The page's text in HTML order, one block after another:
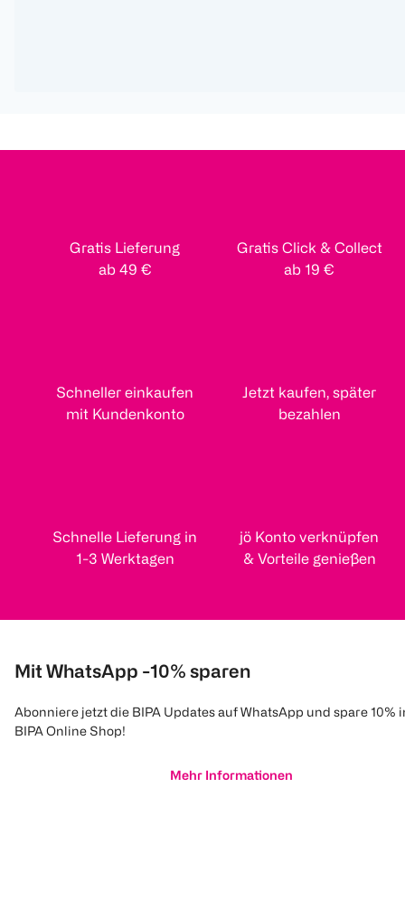
Gratis Lieferung
ab 49 €
Gratis Click & Collect
ab 19 €
Schneller einkaufen
mit Kundenkonto
Jetzt kaufen, später
bezahlen
Schnelle Lieferung in
1-3 Werktagen
jö Konto verknüpfen
& Vorteile genießen
Mit WhatsApp -10% sparen
Abonniere jetzt die BIPA Updates auf WhatsApp und spare 10%
BIPA Online Shop!
Mehr Informationen